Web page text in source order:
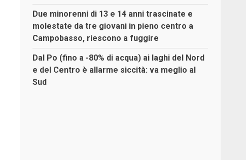
Due minorenni di 13 e 14 anni trascinate e
molestate da tre giovani in pieno centro a
Campobasso, riescono a fuggire
Dal Po (fino a -80% di acqua) ai laghi del Nord
e del Centro è allarme siccità: va meglio al
Sud